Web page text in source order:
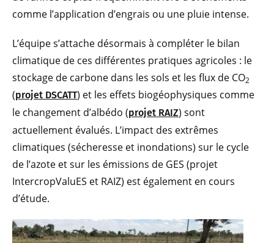
comme l’application d’engrais ou une pluie intense.
L’équipe s’attache désormais à compléter le bilan
climatique de ces différentes pratiques agricoles : le
stockage de carbone dans les sols et les flux de CO2
(projet DSCATT) et les effets biogéophysiques comme
le changement d’albédo (projet RAIZ) sont
actuellement évalués. L’impact des extrêmes
climatiques (sécheresse et inondations) sur le cycle
de l’azote et sur les émissions de GES (projet
IntercropValuES et RAIZ) est également en cours
d’étude.